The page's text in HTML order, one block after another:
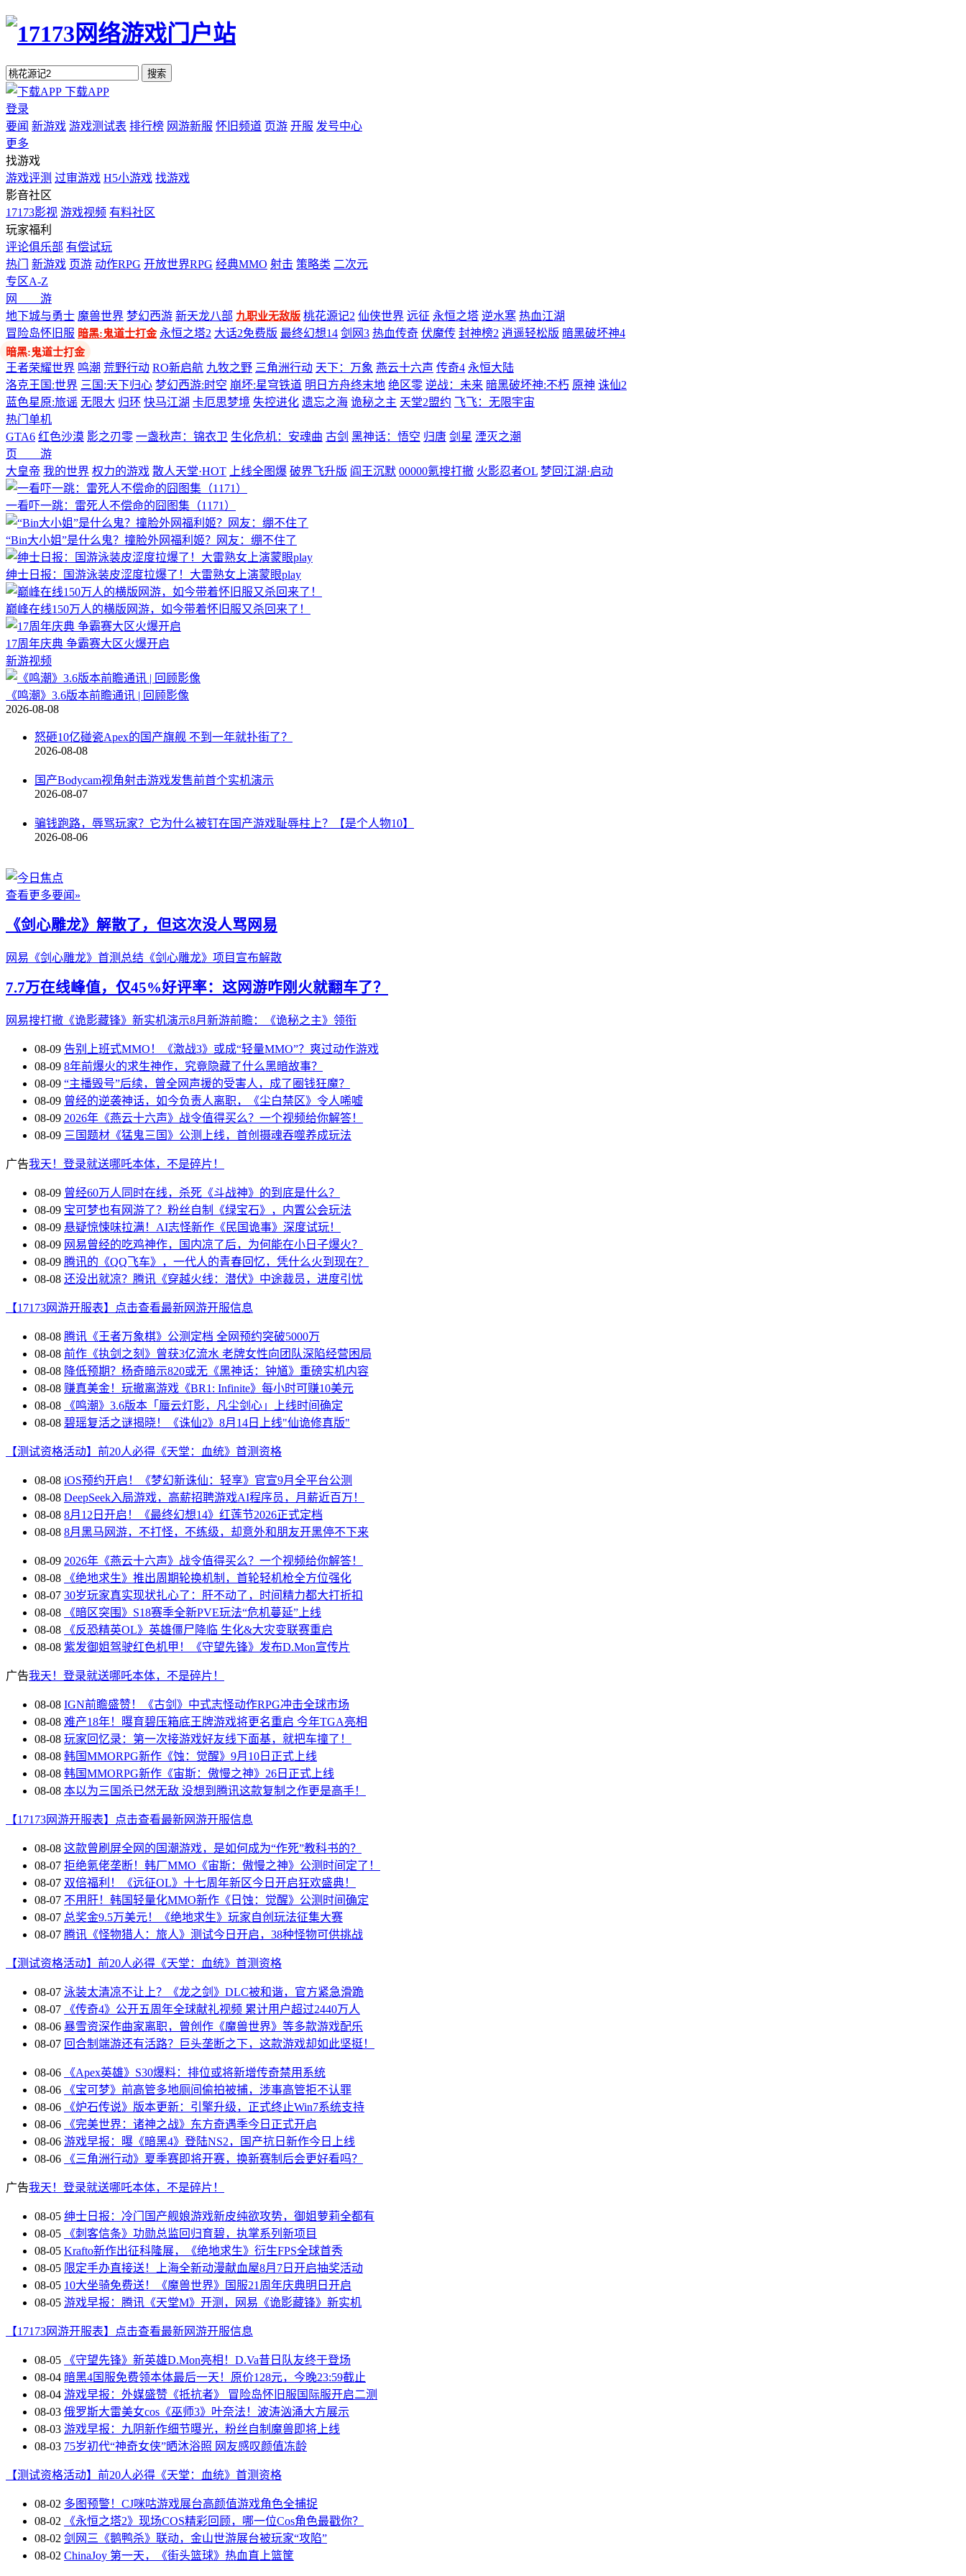
搜索
下载APP
登录
要闻 新游戏 游戏测试表 排行榜 网游新服 怀旧频道 页游 开服 发号中心
更多
找游戏
游戏评测 过审游戏 H5小游戏 找游戏
影音社区
17173影视 游戏视频 有料社区
玩家福利
评论俱乐部 有偿试玩
热门
新游戏 页游 动作RPG 开放世界RPG 经典MMO 射击 策略类 二次元
专区A-Z
网 游
地下城与勇士 魔兽世界 梦幻西游 新天龙八部 九职业无敌版 桃花源记2 仙侠世界 远征 永恒之塔 逆水寒 热血江湖
冒险岛怀旧服 暗黑:鬼道士打金 永恒之塔2 大话2免费版 最终幻想14 剑网3 热血传奇 伏魔传 封神榜2 逍遥轻松版 暗黑破坏神4
多端游戏
王者荣耀世界 鸣潮 荒野行动 RO新启航 九牧之野 三角洲行动 天下：万象 燕云十六声 传奇4 永恒大陆
洛克王国:世界 三国:天下归心 梦幻西游:时空 崩坏:星穹铁道 明日方舟终末地 绝区零 逆战：未来 暗黑破坏神:不朽 原神 诛仙2
蓝色星原:旅谣 无限大 归环 快马江湖 卡厄思梦境 失控进化 遗忘之海 诡秘之主 天堂2盟约 飞飞：无限宇宙
热门单机
GTA6 红色沙漠 影之刃零 一盏秋声：锦衣卫 生化危机：安魂曲 古剑 黑神话：悟空 归唐 剑星 湮灭之潮
页 游
大皇帝 我的世界 权力的游戏 散人天堂·HOT 上线全图爆 破界飞升版 阎王沉默 00000氪搜打撤 火影忍者OL 梦回江湖·启动
一看吓一跳：雷死人不偿命的囧图集（1171）
“Bin大小姐”是什么鬼？撞脸外网福利姬？网友：绷不住了
绅士日报：国游泳装皮涩度拉爆了！大雷熟女上演蒙眼play
巅峰在线150万人的横版网游，如今带着怀旧服又杀回来了！
17周年庆典 争霸赛大区火爆开启
新游视频
《鸣潮》3.6版本前瞻通讯 | 回顾影像
2026-08-08
怒砸10亿碰瓷Apex的国产旗舰 不到一年就扑街了？
2026-08-08
国产Bodycam视角射击游戏发售前首个实机演示
2026-08-07
骗钱跑路，辱骂玩家？它为什么被钉在国产游戏耻辱柱上？【是个人物10】
2026-08-06
查看更多要闻»
《剑心雕龙》解散了，但这次没人骂网易
网易《剑心雕龙》首测总结 《剑心雕龙》项目宣布解散
7.7万在线峰值，仅45%好评率：这网游咋刚火就翻车了？
网易搜打撤《诡影藏锋》新实机演示8月新游前瞻：《诡秘之主》领衔
08-09 告别上班式MMO！《激战3》或成“轻量MMO”？爽过动作游戏
08-09 8年前爆火的求生神作，究竟隐藏了什么黑暗故事？
08-09 “主播毁号”后续，曾全网声援的受害人，成了圈钱狂魔？
08-09 曾经的逆袭神话，如今负责人离职，《尘白禁区》令人唏嘘
08-09 2026年《燕云十六声》战令值得买么？一个视频给你解答！
08-09 三国题材《猛鬼三国》公测上线，首创摄魂吞噬养成玩法
广告我天！登录就送哪吒本体，不是碎片！
08-09 曾经60万人同时在线，杀死《斗战神》的到底是什么？
08-09 宝可梦也有网游了？粉丝自制《绿宝石》，内置公会玩法
08-09 悬疑惊悚味拉满！AI志怪新作《民国诡事》深度试玩！
08-09 网易曾经的吃鸡神作，国内凉了后，为何能在小日子爆火？
08-09 腾讯的《QQ飞车》，一代人的青春回忆，凭什么火到现在？
08-08 还没出就凉？腾讯《穿越火线：潜伏》中途裁员，进度引忧
【17173网游开服表】点击查看最新网游开服信息
08-08 腾讯《王者万象棋》公测定档 全网预约突破5000万
08-08 前作《执剑之刻》曾获3亿流水 老牌女性向团队深陷经营困局
08-08 降低预期？杨奇暗示820或无《黑神话：钟馗》重磅实机内容
08-08 赚真美金！玩撤离游戏《BR1: Infinite》每小时可赚10美元
08-08
《鸣潮》3.6版本「蜃云灯影，凡尘剑心」上线时间确定
08-08 碧瑶复活之谜揭晓！《诛仙2》8月14日上线"仙诡修真版"
【测试资格活动】前20人必得《天堂：血统》首测资格
08-08 iOS预约开启！《梦幻新诛仙：轻享》官宣9月全平台公测
08-08 DeepSeek入局游戏，高薪招聘游戏AI程序员，月薪近百万！
08-08 8月12日开启！《最终幻想14》红莲节2026正式定档
08-08 8月黑马网游，不打怪，不练级，却意外和朋友开黑停不下来
08-09 2026年《燕云十六声》战令值得买么？一个视频给你解答！
08-08
《绝地求生》推出周期轮换机制，首轮轻机枪全方位强化
08-07 30岁玩家真实现状扎心了：肝不动了，时间精力都大打折扣
08-08
《暗区突围》S18赛季全新PVE玩法“危机蔓延”上线
08-08
《反恐精英OL》英雄僵尸降临 生化&大灾变联赛重启
08-08 紫发御姐驾驶红色机甲！《守望先锋》发布D.Mon宣传片
广告我天！登录就送哪吒本体，不是碎片！
08-08 IGN前瞻盛赞！《古剑》中式志怪动作RPG冲击全球市场
08-08 难产18年！曝育碧压箱底王牌游戏将更名重启 今年TGA亮相
08-08 玩家回忆录：第一次接游戏好友线下面基，就把车撞了！
08-08 韩国MMORPG新作《蚀：觉醒》9月10日正式上线
08-08 韩国MMORPG新作《宙斯：傲慢之神》26日正式上线
08-08 本以为三国杀已然无敌 没想到腾讯这款复制之作更是高手！
【17173网游开服表】点击查看最新网游开服信息
08-08 这款曾刷屏全网的国潮游戏，是如何成为“作死”教科书的？
08-07 拒绝氪佬垄断！韩厂MMO《宙斯：傲慢之神》公测时间定了！
08-07 双倍福利！《远征OL》十七周年新区今日开启狂欢盛典！
08-07 不用肝！韩国轻量化MMO新作《日蚀：觉醒》公测时间确定
08-07 总奖金9.5万美元！《绝地求生》玩家自创玩法征集大赛
08-07 腾讯《怪物猎人：旅人》测试今日开启，38种怪物可供挑战
【测试资格活动】前20人必得《天堂：血统》首测资格
08-07 泳装太清凉不让上？《龙之剑》DLC被和谐，官方紧急滑跪
08-07
《传奇4》公开五周年全球献礼视频 累计用户超过2440万人
08-06 暴雪资深作曲家离职，曾创作《魔兽世界》等多款游戏配乐
08-07 回合制端游还有活路？巨头垄断之下，这款游戏却如此坚挺！
08-06
《Apex英雄》S30爆料：排位或将新增传奇禁用系统
08-06
《宝可梦》前高管多地厕间偷拍被捕，涉事高管拒不认罪
08-06
《炉石传说》版本更新：引擎升级，正式终止Win7系统支持
08-06
《完美世界：诸神之战》东方奇遇季今日正式开启
08-06 游戏早报：曝《暗黑4》登陆NS2，国产抗日新作今日上线
08-06
《三角洲行动》夏季赛即将开赛，换新赛制后会更好看吗？
广告我天！登录就送哪吒本体，不是碎片！
08-05 绅士日报：冷门国产舰娘游戏新皮纯欲攻势，御姐萝莉全都有
08-05
《刺客信条》功勋总监回归育碧，执掌系列新项目
08-05 Krafto新作出征科隆展，《绝地求生》衍生FPS全球首秀
08-05 限定手办直接送！上海全新动漫献血屋8月7日开启抽奖活动
08-05 10大坐骑免费送！《魔兽世界》国服21周年庆典明日开启
08-05 游戏早报：腾讯《天堂M》开测，网易《诡影藏锋》新实机
【17173网游开服表】点击查看最新网游开服信息
08-05
《守望先锋》新英雄D.Mon亮相！D.Va昔日队友终于登场
08-04 暗黑4国服免费领本体最后一天！原价128元，今晚23:59截止
08-04 游戏早报：外媒盛赞《抵抗者》 冒险岛怀旧服国际服开启二测
08-03 俄罗斯大雷美女cos《巫师3》叶奈法！波涛汹涌大方展示
08-03 游戏早报：九阴新作细节曝光，粉丝自制魔兽即将上线
08-03 75岁初代“神奇女侠”晒沐浴照 网友感叹颜值冻龄
【测试资格活动】前20人必得《天堂：血统》首测资格
08-02 多图预警！CJ咪咕游戏展台高颜值游戏角色全捕捉
08-02
《永恒之塔2》现场COS精彩回顾，哪一位Cos角色最戳你？
08-02 剑网三《鹅鸭杀》联动，金山世游展台被玩家“攻陷”
08-02 ChinaJoy 第一天，《街头篮球》热血直上篮筐